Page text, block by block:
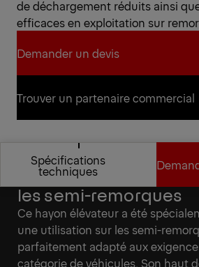
de déchargement réduits ainsi
efficaces en exploitation sur
Demander un devis
Demander un devis
Trouver un partenaire commercial
Trouver un partenaire commercial
Spécifications
techniques
Spécifications
techniques
Spécialement
les semi-remorques
Ce hayon élévateur a été
une utilisation sur les semi-
parfaitement adapté aux
catégorie de véhicules. Son haut